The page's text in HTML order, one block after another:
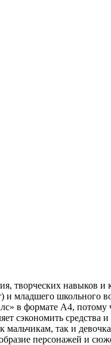
творческих навыков
младшего школьного
в формате A4,
сэкономить средства
так и
персонажей и